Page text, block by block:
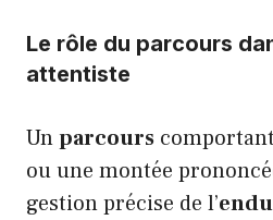
Le rôle du parcours
attentiste
Unparcours
ou une montée
gestion précise de l’